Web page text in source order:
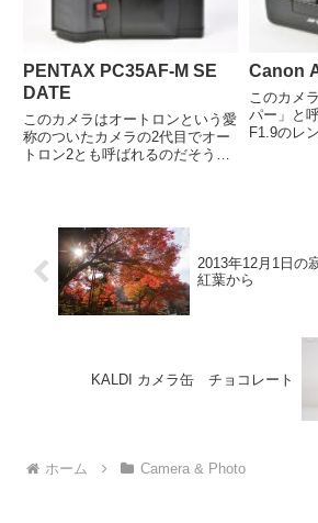
PENTAX PC35AF-M SE
DATE
このカメラはオートロンという愛
称のついたカメラの2代目でオー
トロン2とも呼ばれるのだそうで
妙なフォルムを見て即買いしまし
た。ジャンクでしたけど各部の
名...
Canon
このカメ
パー」と
F1.9のレ
2013年12月1日の
紅葉から
KALDI カメラ缶 チョコレート
ホーム Camera & Photo